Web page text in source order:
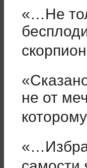
«…Не
не от